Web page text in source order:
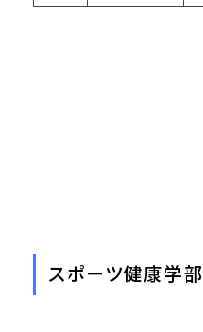
スポーツ健康学部